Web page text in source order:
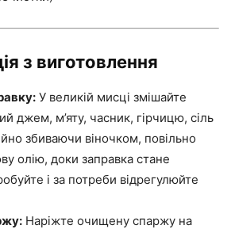
з виготовлення
У великій мисці змішайте
джем, м’яту, часник, гірчицю, сіль
збиваючи віночком, повільно
олію, доки заправка стане
і за потреби відрегулюйте
Наріжте очищену спаржу на